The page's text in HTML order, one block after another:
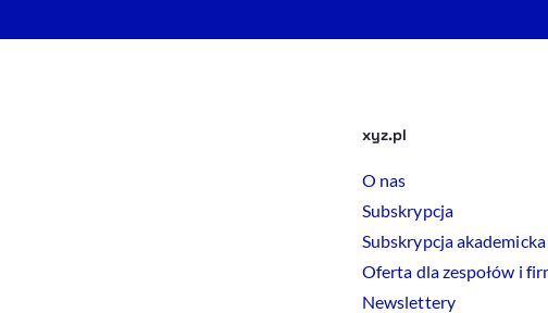
xyz.pl
O nas
Subskrypcja
Subskrypcja akademicka
Oferta dla zespołów i
Newslettery